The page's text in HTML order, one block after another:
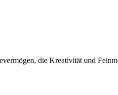
die Kreativität und